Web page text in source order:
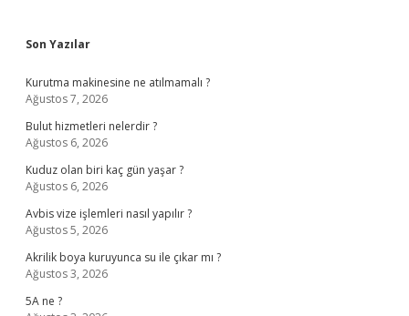
Sidebar
Son Yazılar
Kurutma makinesine ne atılmamalı ?
Ağustos 7, 2026
Bulut hizmetleri nelerdir ?
Ağustos 6, 2026
Kuduz olan biri kaç gün yaşar ?
Ağustos 6, 2026
Avbis vize işlemleri nasıl yapılır ?
Ağustos 5, 2026
Akrilik boya kuruyunca su ile çıkar mı ?
Ağustos 3, 2026
5A ne ?